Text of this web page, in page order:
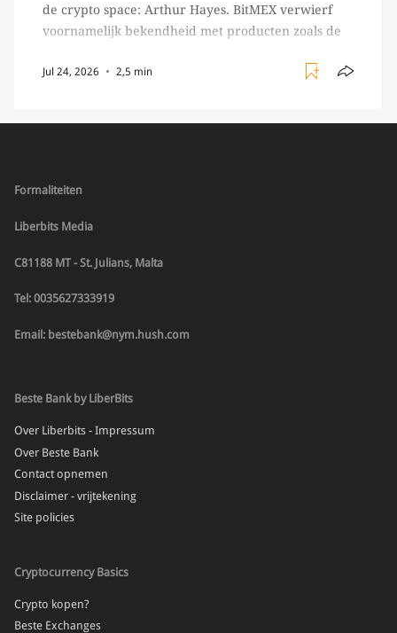
de crypto space: Arthur Hayes. BitMEX verwierf
voornamelijk bekendheid met producten zoals de
exchange vooral bekend om het brede aanbod in
Jul 24, 2026 2,5 min
Formaliteiten
Liberbits Media
C81188 MT - St. Julians, Malta
Tel: 0035627333919
Email: bestebank@nym.hush.com
Beste Bank by LiberBits
Over Liberbits - Impressum
Over Beste Bank
Contact opnemen
Disclaimer - vrijtekening
Site policies
Cryptocurrency Basics
Crypto kopen?
Beste Exchanges